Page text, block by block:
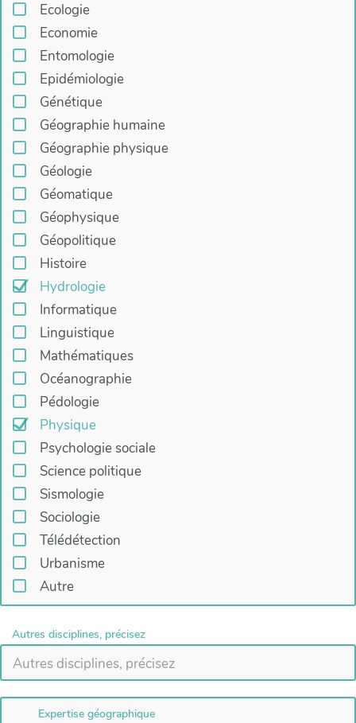
Ecologie
Economie
Entomologie
Epidémiologie
Génétique
Géographie humaine
Géographie physique
Géologie
Géomatique
Géophysique
Géopolitique
Histoire
Hydrologie
Informatique
Linguistique
Mathématiques
Océanographie
Pédologie
Physique
Psychologie sociale
Science politique
Sismologie
Sociologie
Télédétection
Urbanisme
Autre
Autres disciplines, précisez
Expertise géographique